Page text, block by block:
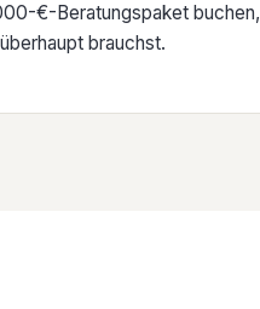
€-Beratungspaket buchen,
brauchst.